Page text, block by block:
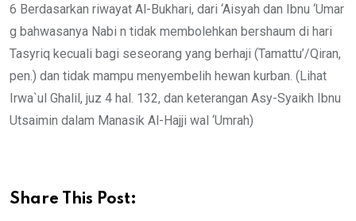
6 Berdasarkan riwayat Al-Bukhari, dari ‘Aisyah dan Ibnu ‘Umar
g bahwasanya Nabi n tidak membolehkan bershaum di hari
Tasyriq kecuali bagi seseorang yang berhaji (Tamattu’/Qiran,
pen.) dan tidak mampu menyembelih hewan kurban. (Lihat
Irwa`ul Ghalil, juz 4 hal. 132, dan keterangan Asy-Syaikh Ibnu
Utsaimin dalam Manasik Al-Hajji wal ‘Umrah)
Share This Post: